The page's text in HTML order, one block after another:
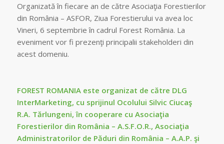
Organizată în fiecare an de către Asociaţia Forestierilor
din România – ASFOR, Ziua Forestierului va avea loc
Vineri, 6 septembrie în cadrul Forest România. La
eveniment vor fi prezenţi principalii stakeholderi din
acest domeniu.
FOREST ROMANIA este organizat de către DLG
InterMarketing, cu sprijinul Ocolului Silvic Ciucaş
R.A. Tărlungeni, în cooperare cu Asociaţia
Forestierilor din România – A.S.F.O.R., Asociaţia
Administratorilor de Păduri din România – A.A.P. şi